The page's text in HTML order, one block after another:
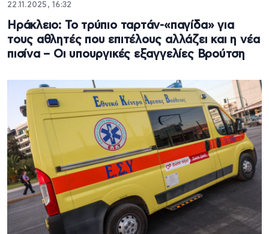
22.11.2025, 16:32
Ηράκλειο: Το τρύπιο ταρτάν-«παγίδα» για
τους αθλητές που επιτέλους αλλάζει και η νέα
πισίνα – Οι υπουργικές εξαγγελίες Βρούτση